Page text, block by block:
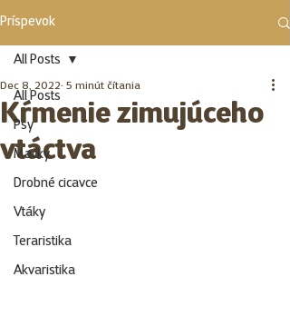
Príspevok
All Posts
Psy
Mačky
Drobné cicavce
Vtáky
Teraristika
Akvaristika
All Posts
Kŕmenie zimujúceho
vtáctva
Dec 8, 2022 5 minút čítania